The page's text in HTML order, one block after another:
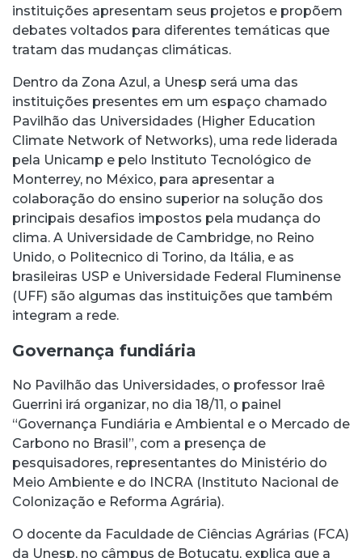
instituições apresentam seus projetos e propõem
debates voltados para diferentes temáticas que
tratam das mudanças climáticas.
Dentro da Zona Azul, a Unesp será uma das
instituições presentes em um espaço chamado
Pavilhão das Universidades (Higher Education
Climate Network of Networks), uma rede liderada
pela Unicamp e pelo Instituto Tecnológico de
Monterrey, no México, para apresentar a
colaboração do ensino superior na solução dos
principais desafios impostos pela mudança do
clima. A Universidade de Cambridge, no Reino
Unido, o Politecnico di Torino, da Itália, e as
brasileiras USP e Universidade Federal Fluminense
(UFF) são algumas das instituições que também
integram a rede.
Governança fundiária
No Pavilhão das Universidades, o professor Iraê
Guerrini irá organizar, no dia 18/11, o painel
“Governança Fundiária e Ambiental e o Mercado de
Carbono no Brasil”, com a presença de
pesquisadores, representantes do Ministério do
Meio Ambiente e do INCRA (Instituto Nacional de
Colonização e Reforma Agrária).
O docente da Faculdade de Ciências Agrárias (FCA)
da Unesp, no câmpus de Botucatu, explica que a